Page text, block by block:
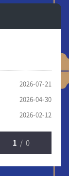
2026-07-21
2026-04-30
2026-02-12
1 /0